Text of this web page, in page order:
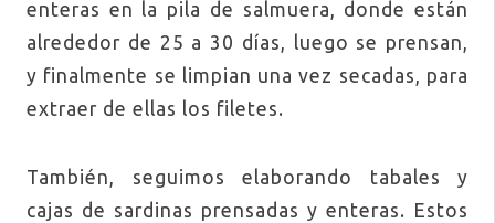
enteras en la pila de salmuera, donde están
alrededor de 25 a 30 días, luego se prensan,
y finalmente se limpian una vez secadas, para
extraer de ellas los filetes.
También, seguimos elaborando tabales y
cajas de sardinas prensadas y enteras. Estos